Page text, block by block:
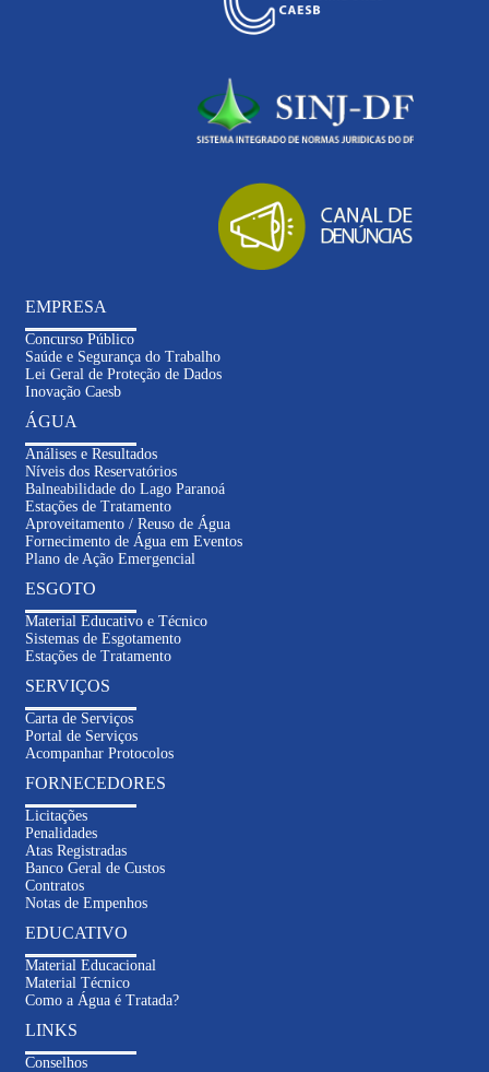
EMPRESA
Concurso Público
Saúde e Segurança do Trabalho
Lei Geral de Proteção de Dados
Inovação Caesb
ÁGUA
Análises e Resultados
Níveis dos Reservatórios
Balneabilidade do Lago Paranoá
Estações de Tratamento
Aproveitamento / Reuso de Água
Fornecimento de Água em Eventos
Plano de Ação Emergencial
ESGOTO
Material Educativo e Técnico
Sistemas de Esgotamento
Estações de Tratamento
SERVIÇOS
Carta de Serviços
Portal de Serviços
Acompanhar Protocolos
FORNECEDORES
Licitações
Penalidades
Atas Registradas
Banco Geral de Custos
Contratos
Notas de Empenhos
EDUCATIVO
Material Educacional
Material Técnico
Como a Água é Tratada?
LINKS
Conselhos